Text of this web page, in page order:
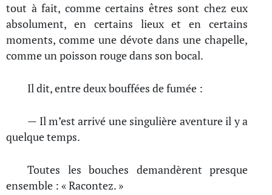
tout à fait, comme certains êtres sont chez eux
absolument, en certains lieux et en certains
moments, comme une dévote dans une chapelle,
comme un poisson rouge dans son bocal.
Il dit, entre deux bouffées de fumée :
— Il m’est arrivé une singulière aventure il y a
quelque temps.
Toutes les bouches demandèrent presque
ensemble : « Racontez. »